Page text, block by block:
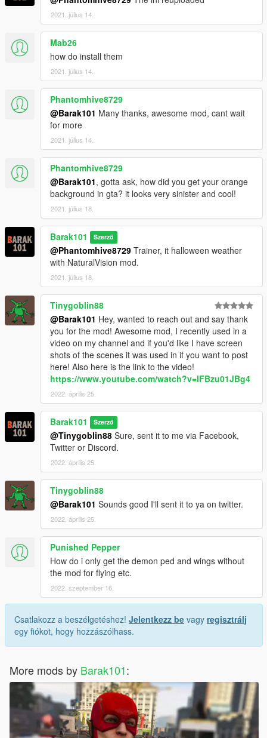
2021. július 14.
Mab26
how do install them
2021. július 14.
Phantomhive8729
@Barak101 Many thanks, awesome mod, cant wait
for more
2021. július 14.
Phantomhive8729
@Barak101, gotta ask, how did you get your orange
background in gta? it looks very sinister and cool!
2021. július 18.
Barak101 Szerző
@Phantomhive8729 Trainer, it halloween weather
with NaturalVision mod.
2021. július 18.
Tinygoblin88
@Barak101 Hey, wanted to reach out and say thank
you for the mod! Awesome mod, I recently used in a
video on my channel and if you'd like I have screen
shots of the scenes it was used in if you want to post
here! Also here is the link to the video!
https://www.youtube.com/watch?v=lFBzu01JBg4
2022. április 25.
Barak101 Szerző
@Tinygoblin88 Sure, sent it to me via Facebook,
Twitter or Discord.
2022. április 25.
Tinygoblin88
@Barak101 Sounds good I'll sent it to ya on twitter.
2022. április 25.
Punished Pepper
How do i only get the demon ped and wings without
the mod for flying etc.
2022. szeptember 16.
Csatlakozz a beszélgetéshez! Jelentkezz be vagy regisztrálj
egy fiókot, hogy hozzászólhass.
More mods by Barak101: